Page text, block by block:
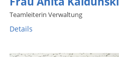
Teamleiterin Verwaltung
Details